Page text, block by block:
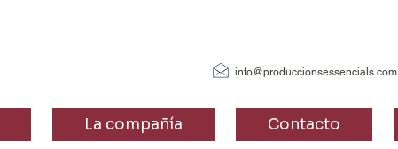
info@produccionsessencials.com
La compañía Contacto